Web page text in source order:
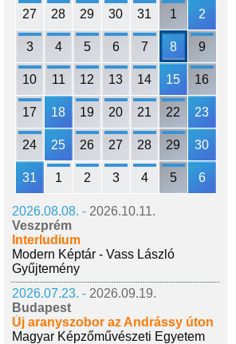
27 28 29 30 31 1 2
3 4 5 6 7 8 9
10 11 12 13 14 15 16
17 18 19 20 21 22 23
24 25 26 27 28 29 30
31 1 2 3 4 5 6
2026.08.08. - 2026.10.11.
Veszprém
Interludium
Modern Képtár - Vass László
Gyűjtemény
2026.07.23. - 2026.09.19.
Budapest
Új aranyszobor az Andrássy úton
Magyar Képzőművészeti Egyetem